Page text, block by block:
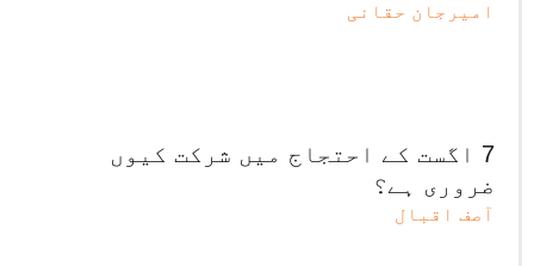
امیرجان حقانی
7 اگست کے احتجاج میں شرکت کیوں
ضروری ہے؟
آصف اقبال